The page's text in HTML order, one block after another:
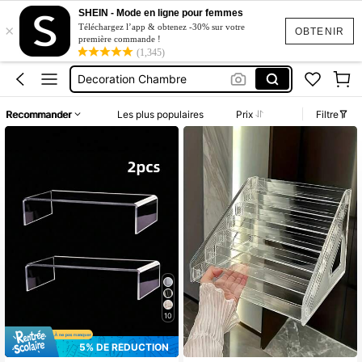
OBTENIR
×
SHEIN - Mode en ligne pour femmes
Téléchargez l’app & obtenez -30% sur votre
première commande !
(1,345)
Panier De Rangement
Rangement
Decoration Chambre
Panier à Linge
Rangement Organisation
Panier De Rangement
Recommander Les plus populaires Prix Filtre
10
5% DE RÉDUCTION